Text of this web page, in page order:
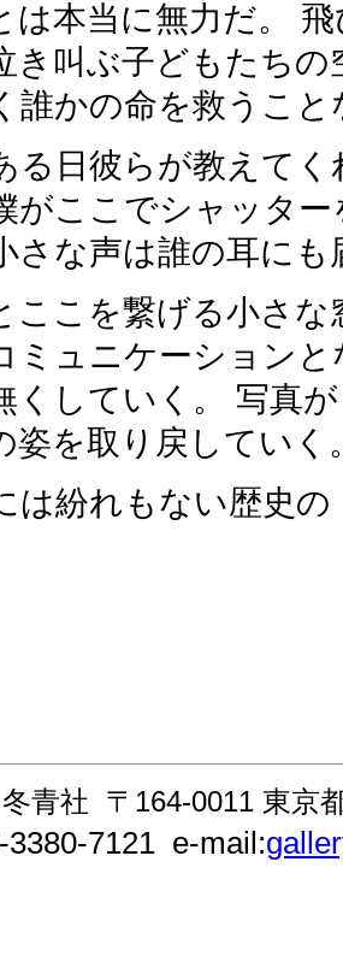
は本当に無力だ。
き叫ぶ子どもたち
誰かの命を救うこ
る日彼らが教えて
がここでシャッタ
さな声は誰の耳に
ここを繋げる小さ
ミュニケーション
くしていく。 写真
姿を取り戻していく
は紛れもない歴史
冬青社 〒164-0011 東
3380-7121 e-mail: